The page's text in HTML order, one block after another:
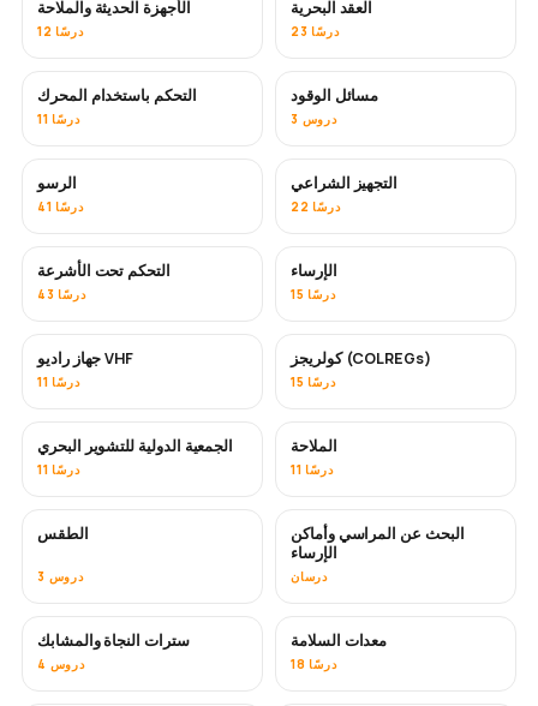
الأجهزة الحديثة والملاحة
12 درسًا
العقد البحرية
23 درسًا
التحكم باستخدام المحرك
11 درسًا
مسائل الوقود
3 دروس
الرسو
41 درسًا
التجهيز الشراعي
22 درسًا
التحكم تحت الأشرعة
43 درسًا
الإرساء
15 درسًا
جهاز راديو VHF
11 درسًا
كولريجز (COLREGs)
15 درسًا
الجمعية الدولية للتشوير البحري
11 درسًا
الملاحة
11 درسًا
الطقس
3 دروس
البحث عن المراسي وأماكن
الإرساء
درسان
سترات النجاة والمشابك
4 دروس
معدات السلامة
18 درسًا